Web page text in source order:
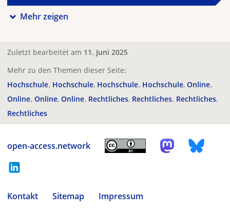
Mehr zeigen
Zuletzt bearbeitet am 11. Juni 2025
Mehr zu den Themen dieser Seite:
Hochschule Hochschule Hochschule Hochschule Online
Online Online Online Rechtliches Rechtliches Rechtliches
Rechtliches
open-access.network
Kontakt Sitemap
Impressum